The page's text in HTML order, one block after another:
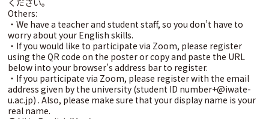
ください。
Others:
・We have a teacher and student staff, so you don’t have to
worry about your English skills.
・If you would like to participate via Zoom, please register
using the QR code on the poster or copy and paste the URL
below into your browser's address bar to register.
・If you participate via Zoom, please register with the email
address given by the university (student ID number+@iwate-
u.ac.jp) . Also, please make sure that your display name is your
real name.